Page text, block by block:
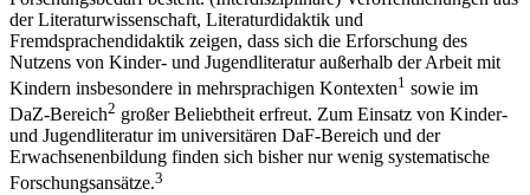
der Literaturwissenschaft, Literaturdidaktik und
Fremdsprachendidaktik zeigen, dass sich die Erforschung des
Nutzens von Kinder- und Jugendliteratur außerhalb der Arbeit mit
Kindern insbesondere in mehrsprachigen Kontexten1 sowie im
DaZ-Bereich2 großer Beliebtheit erfreut. Zum Einsatz von Kinder-
und Jugendliteratur im universitären DaF-Bereich und der
Erwachsenenbildung finden sich bisher nur wenig systematische
Forschungsansätze.3